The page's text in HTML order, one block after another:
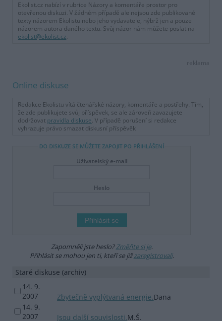
Ekolist.cz nabízí v rubrice Názory a komentáře prostor pro
otevřenou diskuzi. V žádném případě ale nejsou zde publikované
texty názorem Ekolistu nebo jeho vydavatele, nýbrž jen a pouze
názorem autora daného textu. Svůj názor nám můžete poslat na
ekolist@ekolist.cz.
reklama
Online diskuse
Redakce Ekolistu vítá čtenářské názory, komentáře a postřehy. Tím,
že zde publikujete svůj příspěvek, se ale zároveň zavazujete
dodržovat pravidla diskuse. V případě porušení si redakce
vyhrazuje právo smazat diskusní příspěvěk
DO DISKUZE SE MŮŽETE ZAPOJIT PO PŘIHLÁŠENÍ
Uživatelský e-mail
Heslo
Zapomněli jste heslo?Změňte si je.
Přihlásit se mohou jen ti, kteří se jižzaregistrovali.
Staré diskuse (archiv)
14. 9.
2007
Zbytečně vyplýtvaná energie.Dana
14. 9.
2007
Jsou další souvislosti.M.Š.